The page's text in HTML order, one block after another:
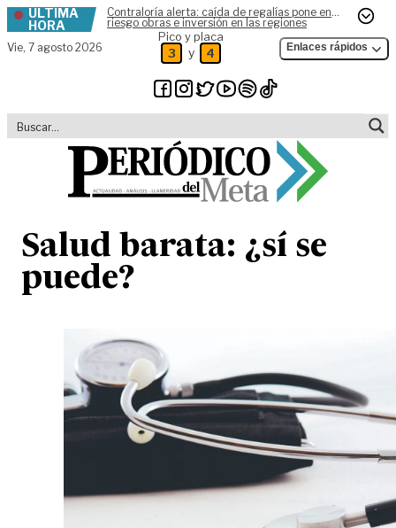
Skip to content
ÚLTIMA
HORA
Contraloría alerta: caída de regalías pone en
riesgo obras e inversión en las regiones
Vie, 7 agosto 2026
Pico y placa
3 y 4 Enlaces rápidos
Salud barata: ¿sí se
puede?